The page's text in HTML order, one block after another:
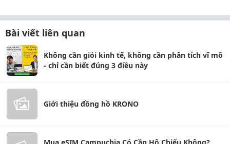
Bài viết liên quan
Không cần giỏi kinh tế, không cần phân tích vĩ mô
- chỉ cần biết đúng 3 điều này
Giới thiệu đồng hồ KRONO